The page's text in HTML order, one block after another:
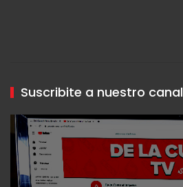
Suscribite a nuestro canal